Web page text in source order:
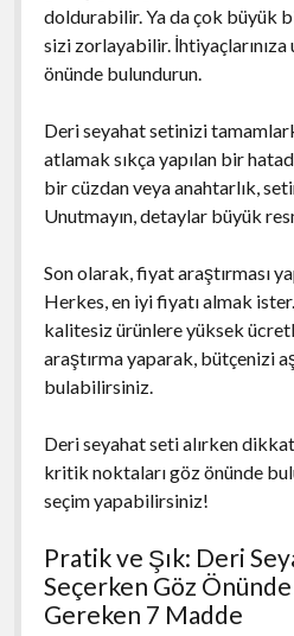
doldurabilir. Ya da çok büyük
sizi zorlayabilir.
önünde bulundurun.
Deri seyahat setinizi
atlamak sıkça yapılan bir
bir cüzdan veya anahtarlık,
Unutmayın, detaylar büyük
Son olarak, fiyat araştırması
Herkes, en iyi fiyatı almak
kalitesiz ürünlere yüksek
araştırma yaparak, bütçenizi
bulabilirsiniz.
Deri seyahat seti alırken
kritik noktaları göz önünde
seçim yapabilirsiniz!
Pratik ve Şık: Deri
Seçerken Göz
Gereken 7 Madde